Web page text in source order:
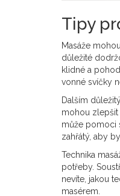
Tipy
Masáže
důležité
klidné a
vonné svíčky
Dalším
mohou zlepšit
může pomoci
zahřátý, aby
Technika
potřeby.
nevíte, jakou
masérem.